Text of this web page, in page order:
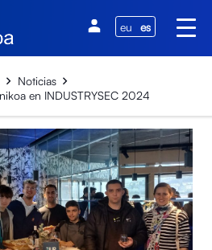
eu es
Noticias
en INDUSTRYSEC 2024